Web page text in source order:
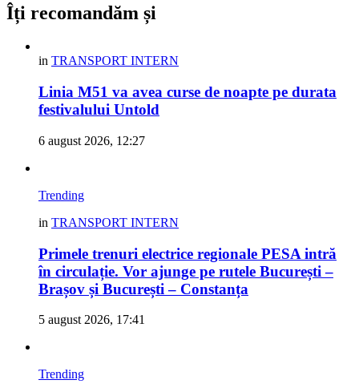
Îți recomandăm și
in TRANSPORT INTERN
Linia M51 va avea curse de noapte pe durata
festivalului Untold
6 august 2026, 12:27
Trending
in TRANSPORT INTERN
Primele trenuri electrice regionale PESA intră
în circulație. Vor ajunge pe rutele București –
Brașov și București – Constanța
5 august 2026, 17:41
Trending